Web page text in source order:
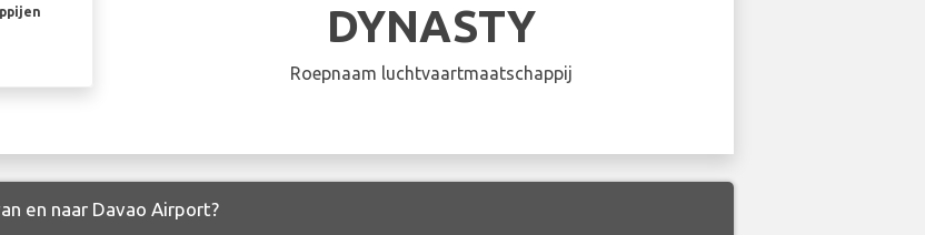
DYNASTY
Roepnaam luchtvaartmaatschappij
en naar Davao Airport?